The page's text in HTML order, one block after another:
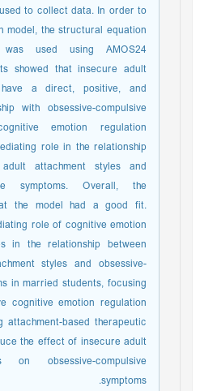
to collect data. In order to
model, the structural equation
was used using AMOS24
showed that insecure adult
have a direct, positive, and
with obsessive-compulsive
emotion regulation
role in the relationship
attachment styles and
symptoms. Overall, the
the model had a good fit.
role of cognitive emotion
in the relationship between
styles and obsessive-
in married students, focusing
cognitive emotion regulation
attachment-based therapeutic
the effect of insecure adult
on obsessive-compulsive
symptoms.